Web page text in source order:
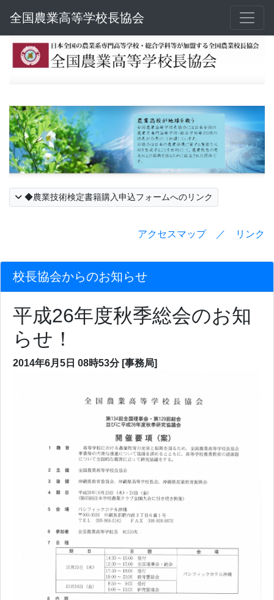
全国農業高等学校長協会
◆農業技術検定書籍購入申込フォームへのリンク
アクセスマップ ／ リンク
校長協会からのお知らせ
平成26年度秋季総会のお知
らせ！
2014年6月5日 08時53分 [事務局]